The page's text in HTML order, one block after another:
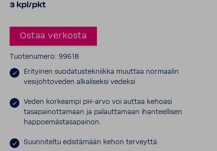
3 kpl/pkt
Ostaa verkosta
Tuotenumero: 99618
Erityinen suodatustekniikka muuttaa normaalin
vesijohtoveden alkaliseksi vedeksi
Veden korkeampi pH-arvo voi auttaa kehoasi
tasapainottamaan ja palauttamaan ihanteellisen
happoemästasapainon.
Suunniteltu edistämään kehon terveyttä.